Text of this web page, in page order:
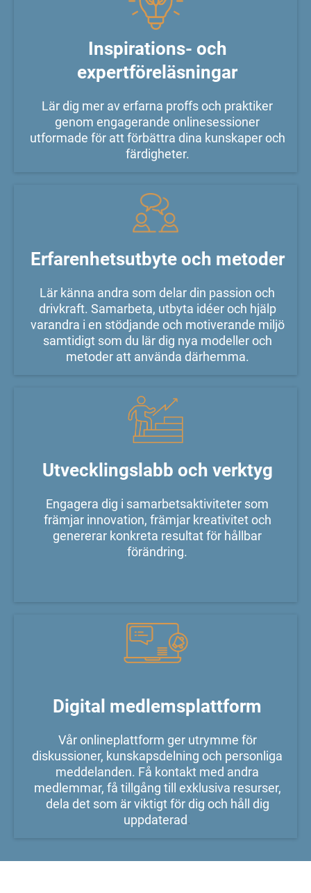
Inspirations- och
expertföreläsningar
Lär dig mer av erfarna proffs och praktiker
genom engagerande onlinesessioner
utformade för att förbättra dina kunskaper och
färdigheter.
Erfarenhetsutbyte och metoder
Lär känna andra som delar din passion och
drivkraft. Samarbeta, utbyta idéer och hjälp
varandra i en stödjande och motiverande miljö
samtidigt som du lär dig nya modeller och
metoder att använda därhemma.
Utvecklingslabb och verktyg
Engagera dig i samarbetsaktiviteter som
främjar innovation, främjar kreativitet och
genererar konkreta resultat för hållbar
förändring.
Digital medlemsplattform
Vår onlineplattform ger utrymme för
diskussioner, kunskapsdelning och personliga
meddelanden. Få kontakt med andra
medlemmar, få tillgång till exklusiva resurser,
dela det som är viktigt för dig och håll dig
uppdaterad.